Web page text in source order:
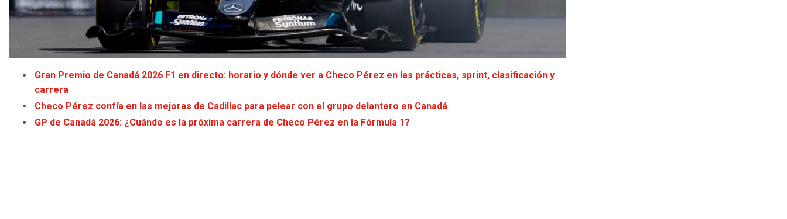
Gran Premio de Canadá 2026 F1 en directo: horario y dónde ver a Checo Pérez en las prácticas, sprint, clasificación y
carrera
Checo Pérez confía en las mejoras de Cadillac para pelear con el grupo delantero en Canadá
GP de Canadá 2026: ¿Cuándo es la próxima carrera de Checo Pérez en la Fórmula 1?